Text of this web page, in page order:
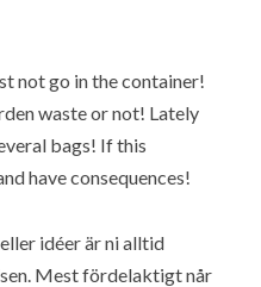
not go in the container!
waste or not! Lately
bags! If this
have consequences!
idéer är ni alltid
Mest fördelaktigt når